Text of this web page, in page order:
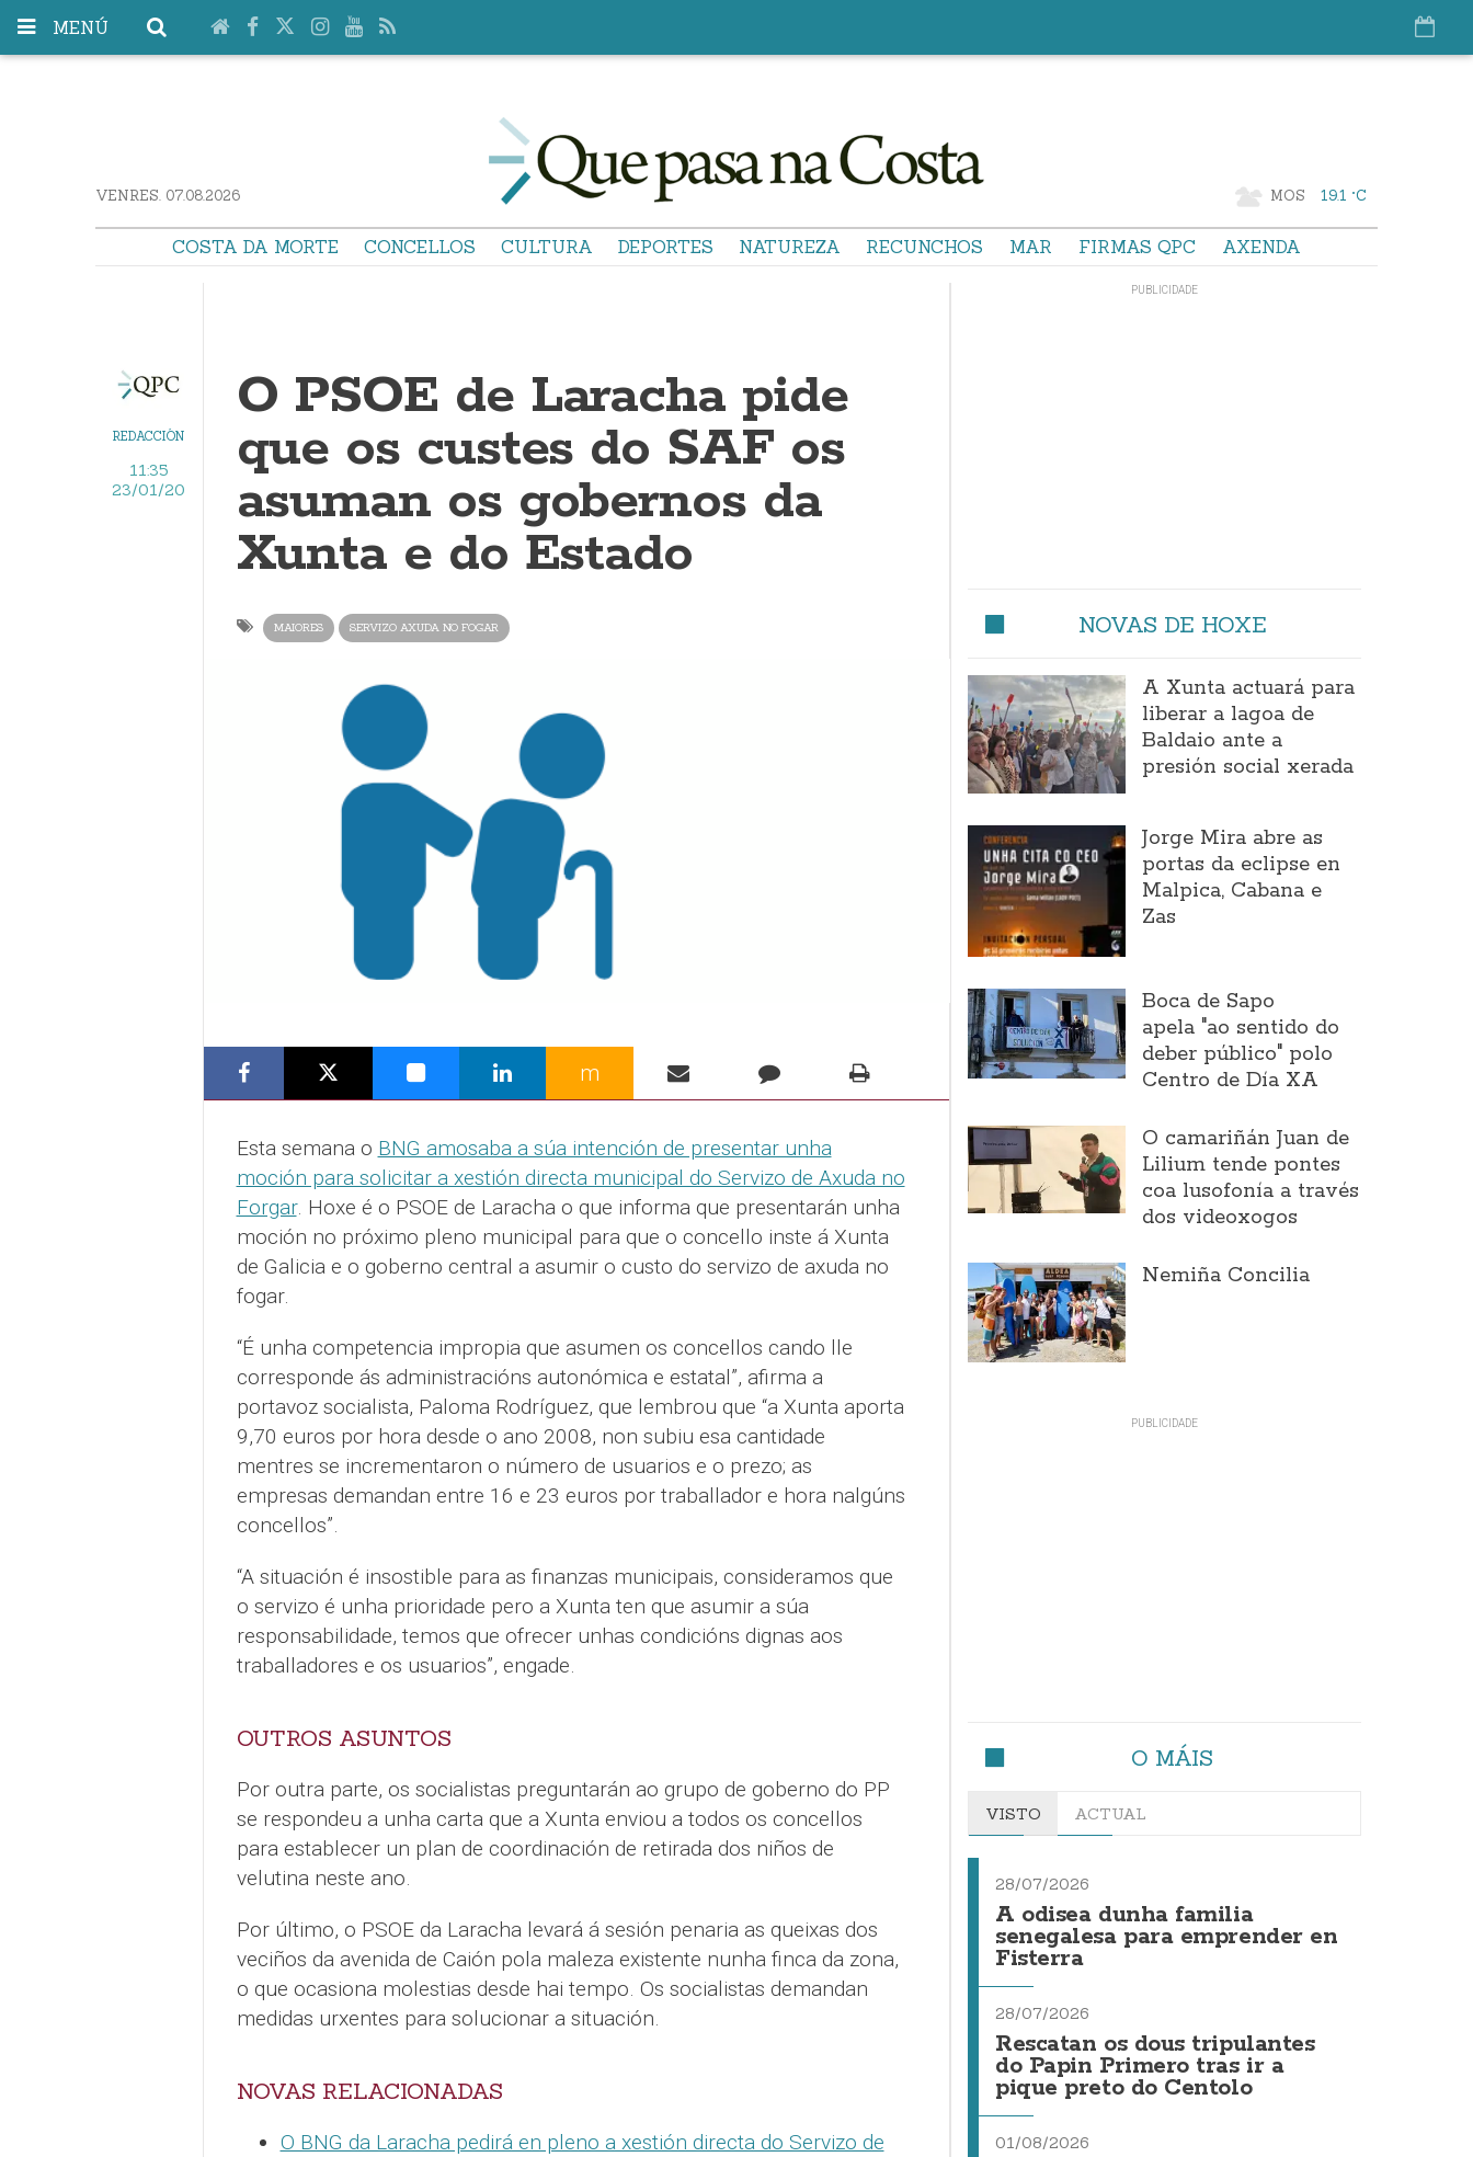
MENÚ
VENRES. 07.08.2026 MOS 19.1 °C
COSTA DA MORTE CONCELLOS CULTURA DEPORTES NATUREZA RECUNCHOS MAR FIRMAS QPC AXENDA
REDACCIÓN
11:35
23/01/20
O PSOE de Laracha pide
que os custes do SAF os
asuman os gobernos da
Xunta e do Estado
MAIORES SERVIZO AXUDA NO FOGAR
m
Esta semana o BNG amosaba a súa intención de presentar unha
moción para solicitar a xestión directa municipal do Servizo de Axuda no
Forgar. Hoxe é o PSOE de Laracha o que informa que presentarán unha
moción no próximo pleno municipal para que o concello inste á Xunta
de Galicia e o goberno central a asumir o custo do servizo de axuda no
fogar.
“É unha competencia impropia que asumen os concellos cando lle
corresponde ás administracións autonómica e estatal”, afirma a
portavoz socialista, Paloma Rodríguez, que lembrou que “a Xunta aporta
9,70 euros por hora desde o ano 2008, non subiu esa cantidade
mentres se incrementaron o número de usuarios e o prezo; as
empresas demandan entre 16 e 23 euros por traballador e hora nalgúns
concellos”.
“A situación é insostible para as finanzas municipais, consideramos que
o servizo é unha prioridade pero a Xunta ten que asumir a súa
responsabilidade, temos que ofrecer unhas condicións dignas aos
traballadores e os usuarios”, engade.
OUTROS ASUNTOS
Por outra parte, os socialistas preguntarán ao grupo de goberno do PP
se respondeu a unha carta que a Xunta enviou a todos os concellos
para establecer un plan de coordinación de retirada dos niños de
velutina neste ano.
Por último, o PSOE da Laracha levará á sesión penaria as queixas dos
veciños da avenida de Caión pola maleza existente nunha finca da zona,
o que ocasiona molestias desde hai tempo. Os socialistas demandan
medidas urxentes para solucionar a situación.
NOVAS RELACIONADAS
O BNG da Laracha pedirá en pleno a xestión directa do Servizo de
NOVAS DE HOXE
A Xunta actuará para
liberar a lagoa de
Baldaio ante a
presión social xerada
Jorge Mira abre as
portas da eclipse en
Malpica, Cabana e
Zas
Boca de Sapo
apela "ao sentido do
deber público" polo
Centro de Día XA
O camariñán Juan de
Lilium tende pontes
coa lusofonía a través
dos videoxogos
Nemiña Concilia
O MÁIS
VISTO ACTUAL
28/07/2026
A odisea dunha familia
senegalesa para emprender en
Fisterra
28/07/2026
Rescatan os dous tripulantes
do Papin Primero tras ir a
pique preto do Centolo
01/08/2026